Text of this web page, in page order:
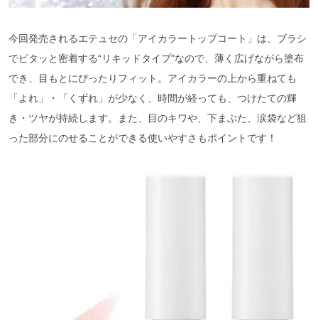
今回発売されるエテュセの「アイカラートップコート」は、ブラシ
でピタッと密着する“リキッドタイプ”なので、薄く広げながら塗布
でき、目もとにぴったりフィット。アイカラーの上から重ねても
「よれ」・「くずれ」が少なく、時間が経っても、つけたての輝
き・ツヤが持続します。また、目のキワや、下まぶた、涙袋など狙
った部分にのせることができる使いやすさもポイントです！